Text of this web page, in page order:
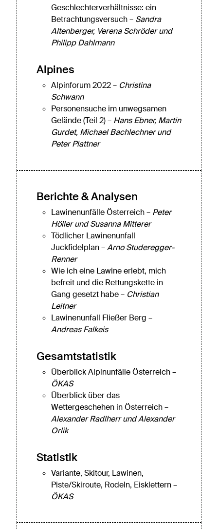
Geschlechterverhältnisse: ein
Betrachtungsversuch – Sandra
Altenberger, Verena Schröder und
Philipp Dahlmann
Alpines
Alpinforum 2022 – Christina
Schwann
Personensuche im unwegsamen
Gelände (Teil 2) – Hans Ebner, Martin
Gurdet, Michael Bachlechner und
Peter Plattner
Berichte & Analysen
Lawinenunfälle Österreich – Peter
Höller und Susanna Mitterer
Tödlicher Lawinenunfall
Juckfidelplan –Arno Studeregger-
Renner
Wie ich eine Lawine erlebt, mich
befreit und die Rettungskette in
Gang gesetzt habe – Christian
Leitner
Lawinenunfall Fließer Berg –
Andreas Falkeis
Gesamtstatistik
Überblick Alpinunfälle Österreich –
ÖKAS
Überblick über das
Wettergeschehen in Österreich –
Alexander Radlherr und Alexander
Orlik
Statistik
Variante, Skitour, Lawinen,
Piste/Skiroute, Rodeln, Eisklettern –
ÖKAS